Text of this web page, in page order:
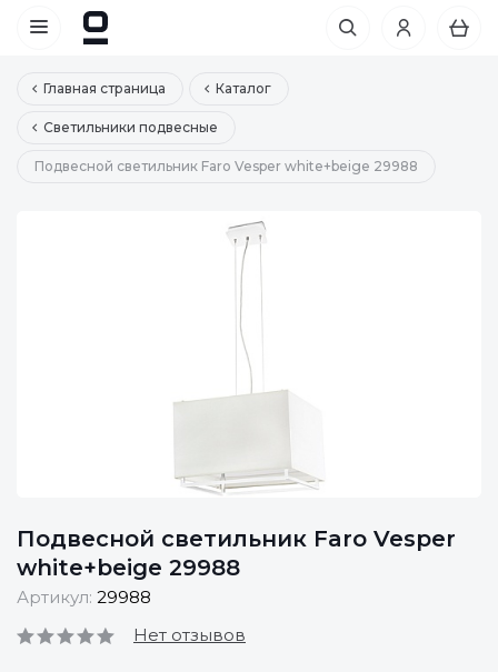
Главная страница Каталог
Светильники подвесные
Подвесной светильник Faro Vesper white+beige 29988
Подвесной светильник Faro Vesper
white+beige 29988
Артикул: 29988
Нет отзывов